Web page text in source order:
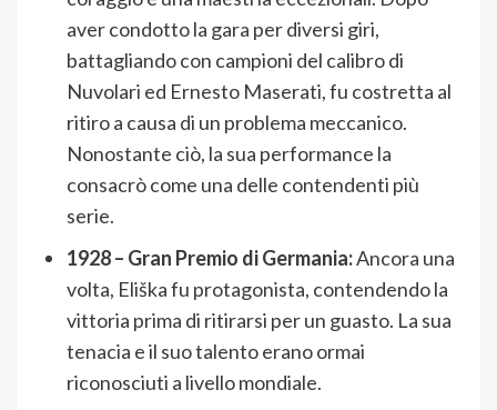
aver condotto la gara per diversi giri,
battagliando con campioni del calibro di
Nuvolari ed Ernesto Maserati, fu costretta al
ritiro a causa di un problema meccanico.
Nonostante ciò, la sua performance la
consacrò come una delle contendenti più
serie.
1928 – Gran Premio di Germania:Ancora una
volta, Eliška fu protagonista, contendendo la
vittoria prima di ritirarsi per un guasto. La sua
tenacia e il suo talento erano ormai
riconosciuti a livello mondiale.